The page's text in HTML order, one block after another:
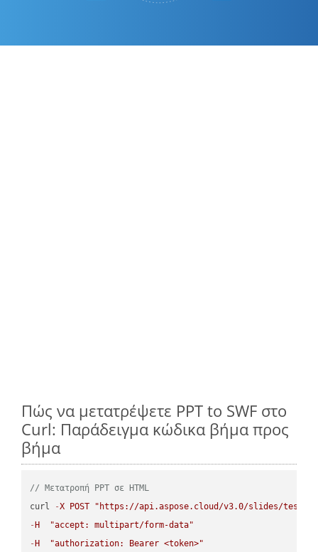
Πώς να μετατρέψετε PPT to SWF στο
Curl: Παράδειγμα κώδικα βήμα προς
βήμα
// Μετατροπή PPT σε HTML
curl
-X POST
"https://api.aspose.cloud/v3.0/slides/test-
- H
"accept: multipart/form-data"
- H
"authorization: Bearer <token>"